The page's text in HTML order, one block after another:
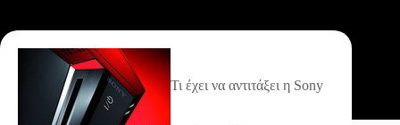
Τι έχει να αντιτάξει η Sony